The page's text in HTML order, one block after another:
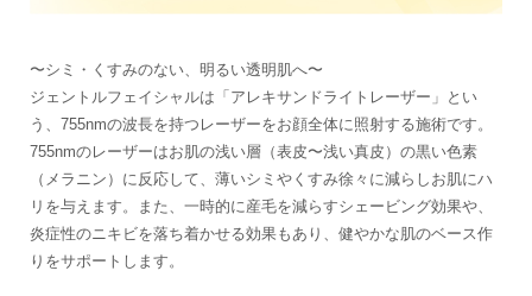
〜シミ・くすみのない、明るい透明肌へ〜
ジェントルフェイシャルは「アレキサンドライトレーザー」とい
う、755nmの波長を持つレーザーをお顔全体に照射する施術です。
755nmのレーザーはお肌の浅い層（表皮〜浅い真皮）の黒い色素
（メラニン）に反応して、薄いシミやくすみ徐々に減らしお肌にハ
リを与えます。また、一時的に産毛を減らすシェービング効果や、
炎症性のニキビを落ち着かせる効果もあり、健やかな肌のベース作
りをサポートします。